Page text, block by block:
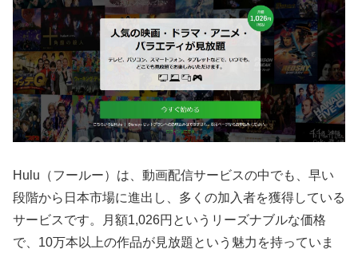
Hulu（フールー）は、動画配信サービスの中でも、早い
段階から日本市場に進出し、多くの加入者を獲得している
サービスです。月額1,026円というリーズナブルな価格
で、10万本以上の作品が見放題という魅力を持っていま